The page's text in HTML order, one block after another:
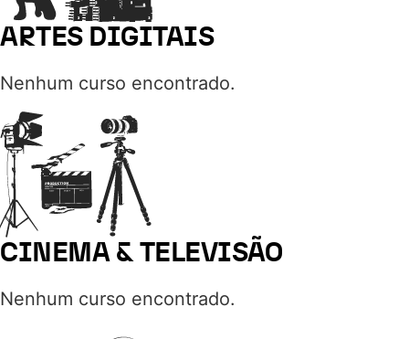
ARTES DIGITAIS
Nenhum curso encontrado.
CINEMA & TELEVISÃO
Nenhum curso encontrado.